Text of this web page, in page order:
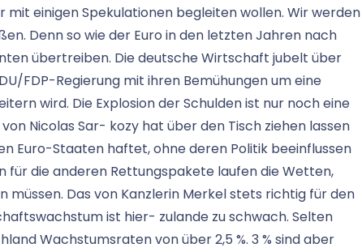
mit einigen Spekulationen begleiten wollen. Wir werden
Denn so wie der Euro in den letzten Jahren nach
übertreiben. Die deutsche Wirtschaft jubelt über
FDP-Regierung mit ihren Bemühungen um eine
wird. Die Explosion der Schulden ist nur noch eine
Nicolas Sar- kozy hat über den Tisch ziehen lassen
Euro-Staaten haftet, ohne deren Politik beeinflussen
für die anderen Rettungspakete laufen die Wetten,
Das von Kanzlerin Merkel stets richtig für den
ist hier- zulande zu schwach. Selten
Wachstumsraten von über 2,5 %. 3 % sind aber